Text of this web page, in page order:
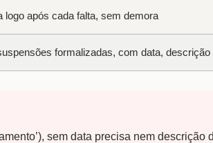
logo após cada falta, sem demora
formalizadas, com data, descrição
sem data precisa nem descrição